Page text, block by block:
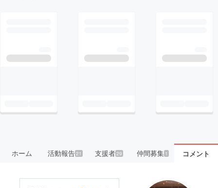
ホーム 活動報告21 支援者 29 仲間募集 1 コメント